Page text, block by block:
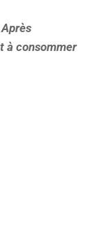
à consommer